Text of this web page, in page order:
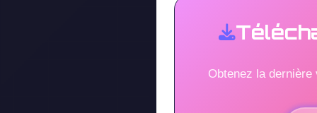
Obtenez la